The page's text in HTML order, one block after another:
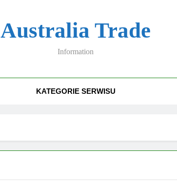
Australia Trade
Information
KATEGORIE SERWISU